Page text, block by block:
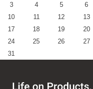
3 4 5 6
10 11 12 13
17 18 19 20
24 25 26 27
31